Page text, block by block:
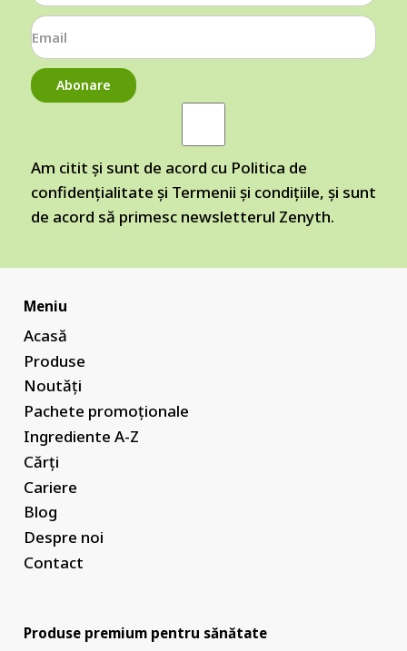
Abonare
Am citit și sunt de acord cu Politica de
confidențialitate și Termenii și condițiile, și sunt
de acord să primesc newsletterul Zenyth.
Meniu
Acasă
Produse
Noutăți
Pachete promoționale
Ingrediente A-Z
Cărți
Cariere
Blog
Despre noi
Contact
Produse premium pentru sănătate